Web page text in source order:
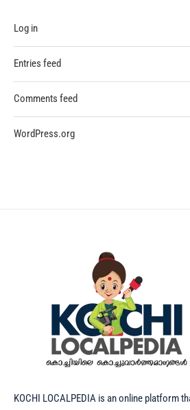
Log in
Entries feed
Comments feed
WordPress.org
KOCHI LOCALPEDIA is an online platform